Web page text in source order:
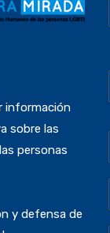
información
sobre las
personas
y defensa de